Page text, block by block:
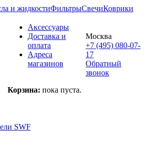
и жидкостиФильтрыСвечиКоврики
Аксессуары
Доставка и
оплата
Адреса
магазинов
Корзина: пока пуста.
Москва
+7 (495) 080-07-
17
Обратный
звонок
SWF